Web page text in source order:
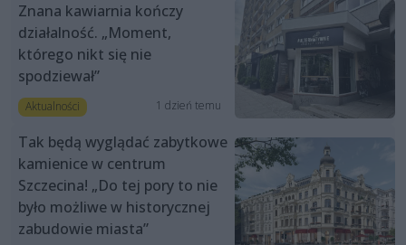
Znana kawiarnia kończy
działalność. „Moment,
którego nikt się nie
spodziewał”
Aktualności 1 dzień temu
Tak będą wyglądać zabytkowe
kamienice w centrum
Szczecina! „Do tej pory to nie
było możliwe w historycznej
zabudowie miasta”